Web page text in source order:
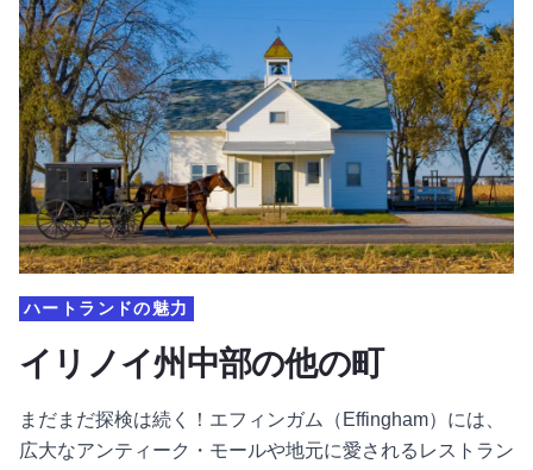
イリノイ州中部の他の町
ハートランドの魅力
まだまだ探検は続く！エフィンガム（Effingham）には、
広大なアンティーク・モールや地元に愛されるレストラン